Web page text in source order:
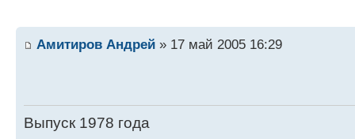
Амитиров Андрей » 17 май 2005 16:29
Выпуск 1978 года